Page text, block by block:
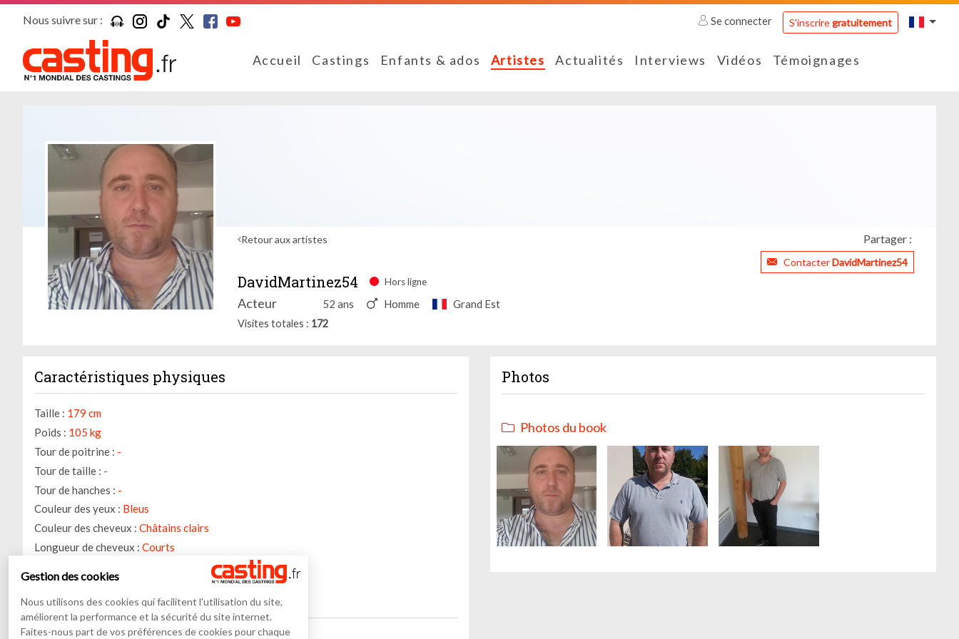
Nous suivre sur : Se connecter S'inscriregratuitement
Accueil Castings Enfants & ados Artistes Actualités Interviews Vidéos Témoignages
Retour aux artistes Partager :
ContacterDavidMartinez54
DavidMartinez54 Hors ligne
Acteur 52 ans Homme Grand Est
Visites totales 172
Caractéristiques physiques
Taille : 179 cm
Poids : 105 kg
Tour de poitrine : -
Tour de taille : -
Tour de hanches : -
Couleur des yeux : Bleus
Couleur des cheveux : Châtains clairs
Longueur de cheveux : Courts
Signes particuliers
Photos
Photos du book
Gestion des cookies
Nous utilisons des cookies qui facilitent l'utilisation du site,
améliorent la performance et la sécurité du site internet.
Faites-nous part de vos préférences de cookies pour chaque